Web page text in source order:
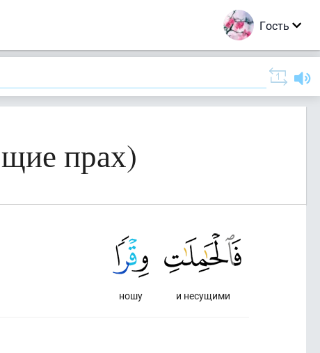
Гость
прах)
и несущими
ношу